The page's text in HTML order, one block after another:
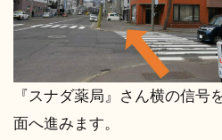
『スナダ薬局』さん横の信号
面へ進みます。